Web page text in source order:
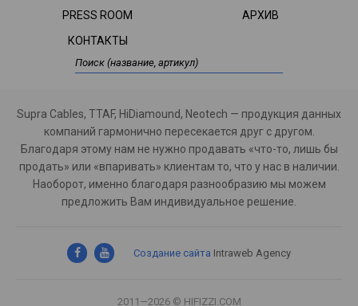
PRESS ROOM
АРХИВ
КОНТАКТЫ
Supra Cables, TTAF, HiDiamound, Neotech — продукция данных
компаний гармонично пересекается друг с другом.
Благодаря этому нам не нужно продавать «что-то, лишь бы
продать» или «впаривать» клиентам то, что у нас в наличии.
Наоборот, именно благодаря разнообразию мы можем
предложить Вам индивидуальное решение.
Создание сайта Intraweb Agency
2011—2026 © HIFIZZI.COM